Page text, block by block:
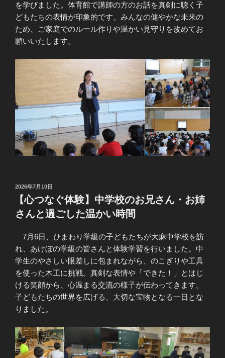
を学びました。体育館で講師の方のお話を真剣に聴く子
どもたちの表情が印象的です。みんなの健やかな未来の
ため、ご家庭でのルール作りや温かい見守りを改めてお
願いいたします。
投
日:
2026年7月10日
【心つなぐ体験】中学校のお兄さん・お姉
さんと過ごした温かい時間
7月6日、ひまわり学級の子どもたちが大麻中学校を訪
れ、あけぼの学級の皆さんと体験学習を行いました。中
学生のやさしい眼差しに包まれながら、のこぎりや工具
を使った木工に挑戦。真剣な表情や「できた！」とはじ
ける笑顔から、心温まる交流の様子が伝わってきます。
子どもたちの世界を広げる、大切な宝物となる一日とな
りました。